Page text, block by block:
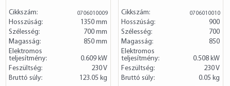
Cikkszám: 0706010009
Hosszúság:
1350 mm
Szélesség:
700 mm
Magasság:
850 mm
Elektromos
teljesítmény:
0.609 kW
Feszültség:
230 V
Bruttó súly:
123.05 kg
Cikkszám: 0706010010
Hosszúság:
900
Szélesség:
700
Magasság:
850
Elektromos
teljesítmény:
0.508 kW
Feszültség:
230 V
Bruttó súly:
0.05 kg